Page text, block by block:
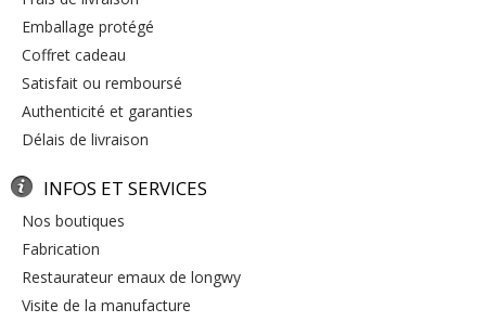
emballage protégé
coffret cadeau
satisfait ou remboursé
authenticité et garanties
délais de livraison
INFOS ET SERVICES
nos boutiques
fabrication
restaurateur emaux de longwy
visite de la manufacture